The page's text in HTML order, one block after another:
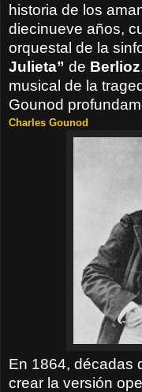
historia de los
diecinueve años,
orquestal de la
Julieta” de Berlioz
musical de la
Gounod
Charles Gounod
En 1864, décadas
crear la versión